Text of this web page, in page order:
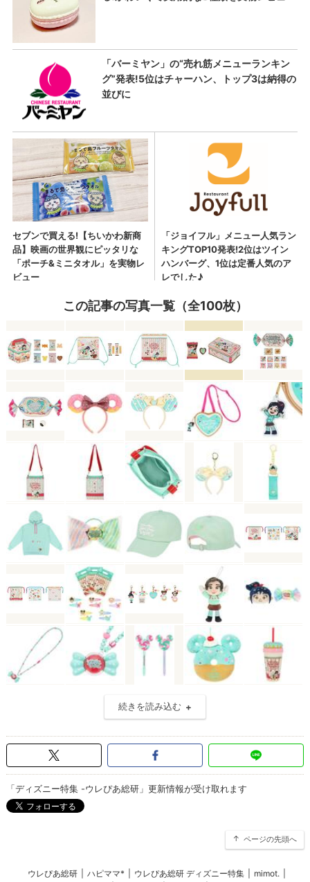
この記事の写真一覧（全100枚）
続きを読み込む
「ディズニー特集 -ウレぴあ総研」更新情報が受け取れます
ページの先頭へ
ウレぴあ総研 ハピママ* ウレぴあ総研 ディズニー特集 mimot.